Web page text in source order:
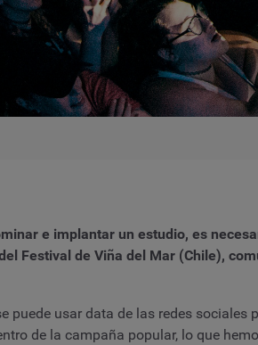
e implantar un estudio, es
Festival de Viña del Mar (Chile),
puede usar data de las redes
de la campaña popular, lo que